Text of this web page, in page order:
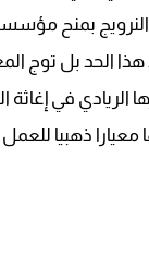
النرويج بمنح
هذا الحد بل توج
الريادي في
معيارا ذهبيا